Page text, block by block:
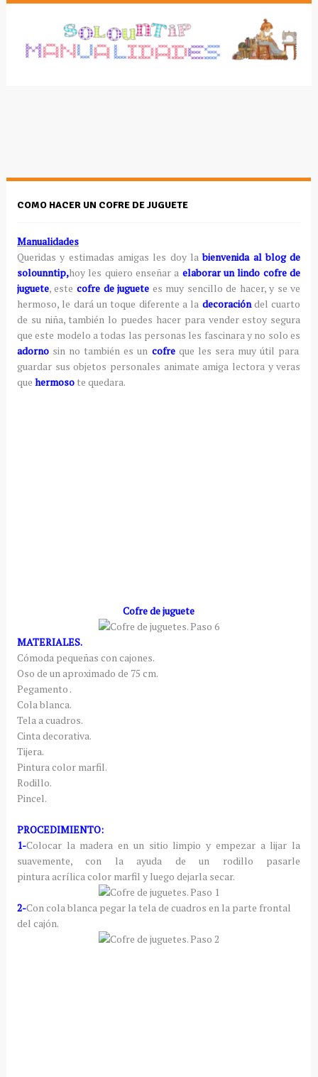
COMO HACER UN COFRE DE JUGUETE
Manualidades
Queridas y estimadas amigas les doy labienvenida al blog de
solounntip,hoy les quiero enseñar a elaborar un lindo cofre de
juguete, este cofre de juguete es muy sencillo de hacer, y se ve
hermoso, le dará un toque diferente a la decoracióndel cuarto
de su niña, también lo puedes hacer para vender estoy segura
que este modelo a todas las personas les fascinara y no solo es
adornosin no también es un cofre que les sera muy útil para
guardar sus objetos personales animate amiga lectora y veras
que hermosote quedara.
Cofre de juguete
MATERIALES.
Cómoda pequeñas con cajones.
Oso de un aproximado de 75 cm.
Pegamento .
Cola blanca.
Tela a cuadros.
Cinta decorativa.
Tijera.
Pintura color marfil.
Rodillo.
Pincel.
PROCEDIMIENTO:
1-Colocar la madera en un sitio limpio y empezar a lijar la
suavemente, con la ayuda de un rodillo pasarle
pintura acrílica color marfil y luego dejarla secar.
2-Con cola blanca pegar la tela de cuadros en la parte frontal
del cajón.